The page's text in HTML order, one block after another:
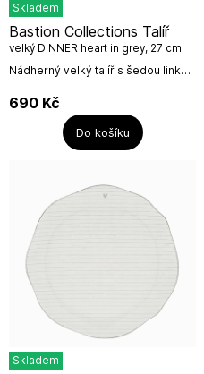
Skladem
Nádherný velký talíř s šedou linkou
kombinujte s proužky, a jinými
úžasnými talířky a miskami a...
Bastion Collections Talíř
velký DINNER heart in grey, 27 cm
690 Kč
Do košíku
Skladem